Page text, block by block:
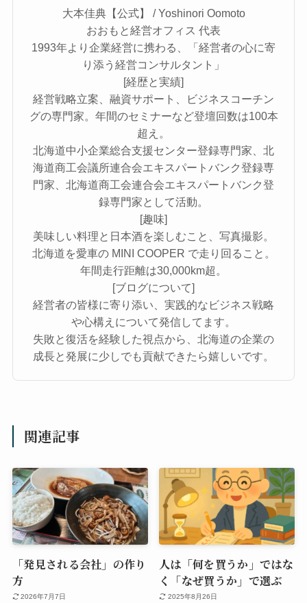
大本佳典【公式】 / Yoshinori Oomoto
おおもと経営オフィス 代表
1993年より企業経営に携わる、「経営者の心に寄
り添う経営コンサルタント」
[経歴と実績]
経営戦略立案、融資サポート、ビジネスコーチン
グの専門家。年間のセミナーなど登壇回数は100本
超え。
北海道中小企業総合支援センター登録専門家、北
海道商工会議所連合会エキスパートバンク登録専
門家、北海道商工会連合会エキスパートバンク登
録専門家として活動。
[趣味]
美味しい料理と日本酒を楽しむこと、写真撮影。
北海道を愛車の MINI COOPER で走り回ること。
年間走行距離は30,000km超。
[ブログについて]
経営者の皆様に寄り添い、実践的なビジネス戦略
や心構えについて発信してます。
失敗と復活を経験した視点から、北海道の企業の
成長と発展に少しでも貢献できたら嬉しいです。
関連記事
「発見される会社」の作り
方
2026年7月7日
人は「何を買うか」ではな
く「なぜ買うか」で選ぶ
2025年8月26日